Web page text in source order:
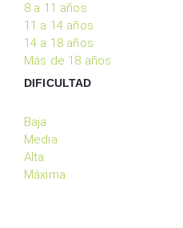
8 a 11 años
11 a 14 años
14 a 18 años
Más de 18 años
DIFICULTAD
Baja
Media
Alta
Máxima